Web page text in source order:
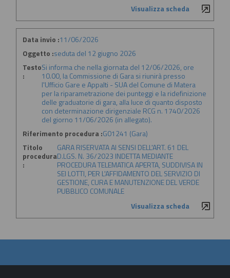
Visualizza scheda
Data invio :11/06/2026
Oggetto :seduta del 12 giugno 2026
Testo
:
Si informa che nella giornata del 12/06/2026, ore
10.00, la Commissione di Gara si riunirà presso
l'Ufficio Gare e Appalti - SUA del Comune di Matera
per la riparametrazione dei punteggi e la ridefinizione
delle graduatorie di gara, alla luce di quanto disposto
con determinazione dirigenziale RCG n. 1740/2026
del giorno 11/06/2026 (in allegato).
Riferimento procedura :G01241 (Gara)
Titolo
procedura
:
GARA RISERVATA AI SENSI DELL'ART. 61 DEL
D.LGS. N. 36/2023 INDETTA MEDIANTE
PROCEDURA TELEMATICA APERTA, SUDDIVISA IN
SEI LOTTI, PER L'AFFIDAMENTO DEL SERVIZIO DI
GESTIONE, CURA E MANUTENZIONE DEL VERDE
PUBBLICO COMUNALE
Visualizza scheda